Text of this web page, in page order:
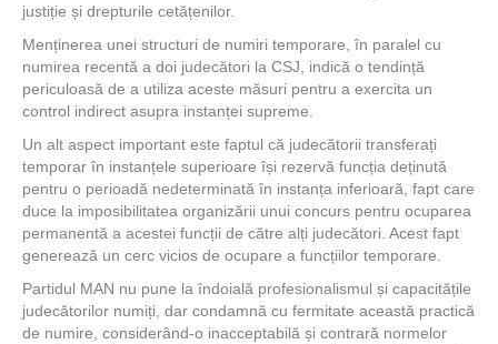
justiție și drepturile cetățenilor.
Menținerea unei structuri de numiri temporare, în paralel cu
numirea recentă a doi judecători la CSJ, indică o tendință
periculoasă de a utiliza aceste măsuri pentru a exercita un
control indirect asupra instanței supreme.
Un alt aspect important este faptul că judecătorii transferați
temporar în instanțele superioare își rezervă funcția deținută
pentru o perioadă nedeterminată în instanța inferioară, fapt care
duce la imposibilitatea organizării unui concurs pentru ocuparea
permanentă a acestei funcții de către alți judecători. Acest fapt
generează un cerc vicios de ocupare a funcțiilor temporare.
Partidul MAN nu pune la îndoială profesionalismul și capacitățile
judecătorilor numiți, dar condamnă cu fermitate această practică
de numire, considerând-o inacceptabilă și contrară normelor